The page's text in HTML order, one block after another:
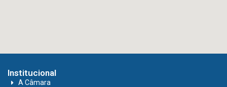
Institucional
A Câmara